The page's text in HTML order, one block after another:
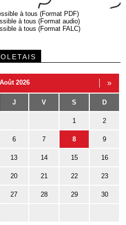
à tous (Format PDF)
à tous (Format audio)
à tous (Format FALC)
Août 2026 »
J V S D
1 2
6 7 8 9
13 14 15 16
20 21 22 23
27 28 29 30